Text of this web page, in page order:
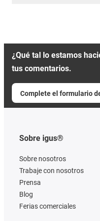
¿Qué tal lo estamos
tus comentarios.
Complete el formulario
Sobre igus®
Sobre nosotros
Trabaje con nosotros
Prensa
Blog
Ferias comerciales